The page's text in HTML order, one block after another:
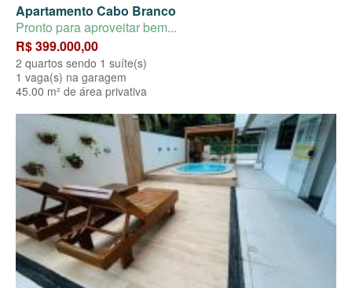
Apartamento Cabo Branco
Pronto para aproveitar bem...
R$ 399.000,00
2 quartos sendo 1 suíte(s)
1 vaga(s) na garagem
45.00 m² de área privativa